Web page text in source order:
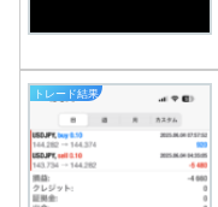
トレード結果